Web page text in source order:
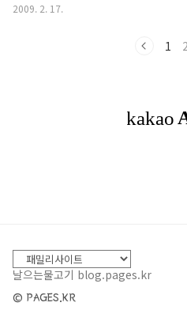
커널을 사용하지만 Container는 운영
DNS서버, Mail 서버등을 운영 할 수
2009. 2. 17.
1 2
날으는물고기 blog.pages.kr
© PAGES.KR